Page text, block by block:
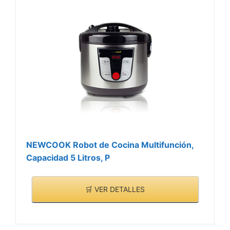
antiadherente, accesorio
vapor, vaso medidor,
espátula, cucharón y
recetario con 200 recetas
NEWCOOK Robot de Cocina Multifunción,
Capacidad 5 Litros, P
🛒 VER DETALLES